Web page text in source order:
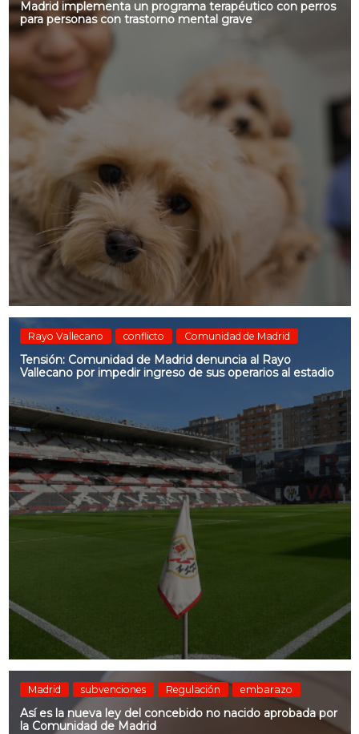
Madrid implementa un programa terapéutico con perros
para personas con trastorno mental grave
Rayo Vallecano conflicto Comunidad de Madrid
Tensión: Comunidad de Madrid denuncia al Rayo
Vallecano por impedir ingreso de sus operarios al estadio
Madrid subvenciones Regulación embarazo
Así es la nueva ley del concebido no nacido aprobada por
la Comunidad de Madrid